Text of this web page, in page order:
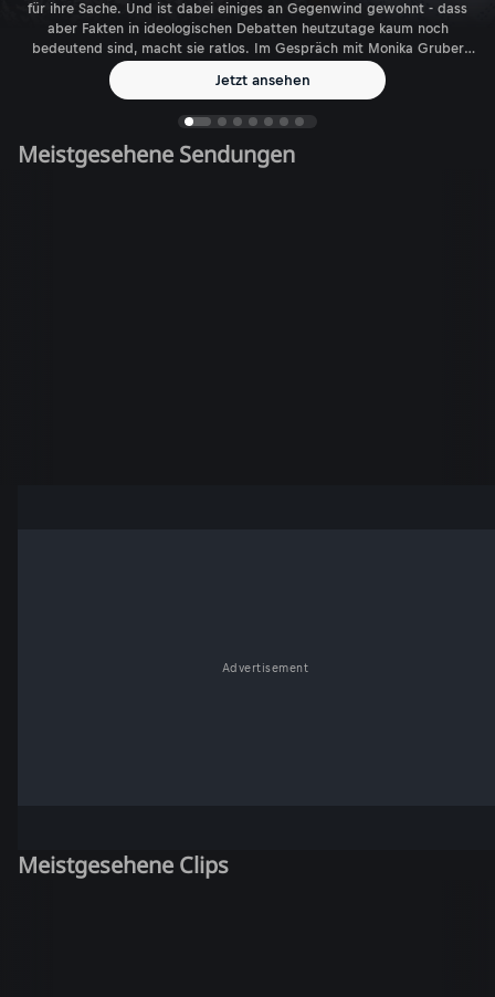
für ihre Sache. Und ist dabei einiges an Gegenwind gewohnt - dass
aber Fakten in ideologischen Debatten heutzutage kaum noch
bedeutend sind, macht sie ratlos. Im Gespräch mit Monika Gruber
spricht die Journalistin, Autorin und Verlegerin über den aktuellen
Feminismus - und die gefühlt immer größer werdende Zahl
Jetzt ansehen
Meistgesehene Sendungen
Advertisement
Meistgesehene Clips